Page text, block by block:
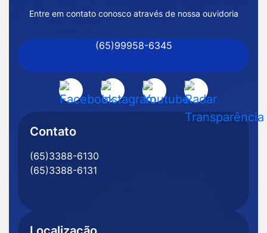
de
Senhora
do
Livramento
MT
Acessar
a
Social
Facebook
Acessar
a
Acessar
a
Acessar
a
Rede
Entre em contato conosco através de nossa ouvidoria
(65)99958-6345
Contato
(65)3388-6130
(65)3388-6131